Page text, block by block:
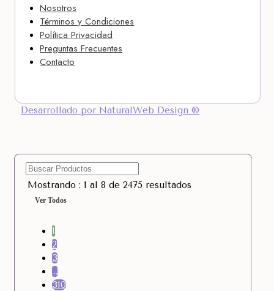
Nosotros
Términos y Condiciones
Política Privacidad
Preguntas Frecuentes
Contacto
Desarrollado por NaturalWeb Design ®
Mostrando : 1 al 8 de 2475 resultados
Ver Todos
1
2
3
…
310